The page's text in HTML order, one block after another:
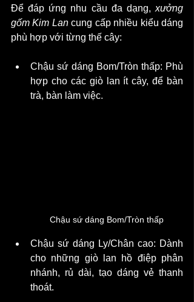
Để đáp ứng nhu cầu đa dạng, xưởng
gốm Kim Lan cung cấp nhiều kiểu dáng
phù hợp với từng thế cây:
Chậu sứ dáng Bom/Tròn thấp: Phù
hợp cho các giò lan ít cây, để bàn
trà, bàn làm việc.
Chậu sứ dáng Bom/Tròn thấp
Chậu sứ dáng Ly/Chân cao: Dành
cho những giò lan hồ điệp phân
nhánh, rủ dài, tạo dáng vẻ thanh
thoát.